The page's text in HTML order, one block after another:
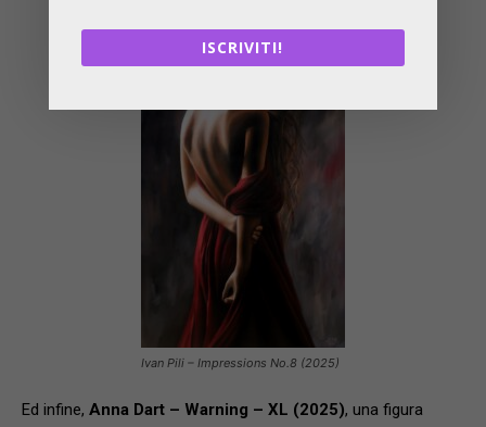
Ivan Pili – Impressions No.8 (2025)
Ed infine, Anna Dart – Warning – XL (2025), una figura
ISCRIVITI!